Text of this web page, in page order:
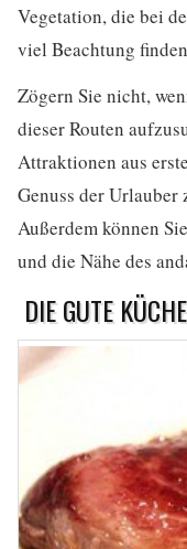
Vegetation, die bei
viel Beachtung
Zögern Sie nicht,
dieser Routen
Attraktionen aus
Genuss der
Außerdem können
und die Nähe des
DIE GUTE KÜCHE